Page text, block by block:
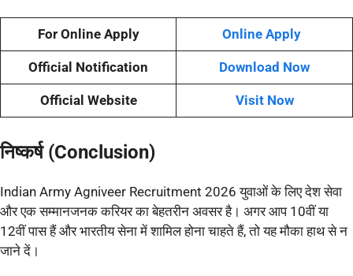
For Online Apply Online Apply
Official Notification Download Now
Official Website Visit Now
निष्कर्ष (Conclusion)
Indian Army Agniveer Recruitment 2026 युवाओं के लिए देश सेवा
और एक सम्मानजनक करियर का बेहतरीन अवसर है। अगर आप 10वीं या
12वीं पास हैं और भारतीय सेना में शामिल होना चाहते हैं, तो यह मौका हाथ से न
जाने दें।